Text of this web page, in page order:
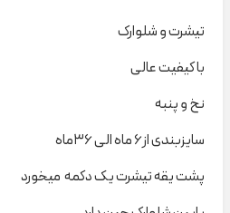
تیشرت و شلوارک
با کیفیت عالی
نخ و پنبه
سایزبندی از۶ ماه الی ۳۶ماه
پشت یقه تیشرت یک دکمه میخورد